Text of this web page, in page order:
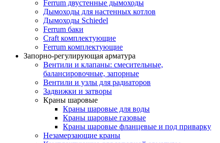
Ferrum двустенные дымоходы
Дымоходы для настенных котлов
Дымоходы Schiedel
Ferrum баки
Craft комплектующие
Ferrum комплектующие
Запорно-регулирующая арматура
Вентили и клапаны: смесительные,
балансировочные, запорные
Вентили и узлы для радиаторов
Задвижки и затворы
Краны шаровые
Краны шаровые для воды
Краны шаровые газовые
Краны шаровые фланцевые и под приварку
Незамерзающие краны